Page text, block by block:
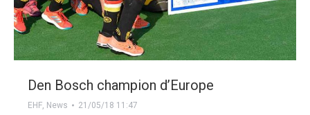
Den Bosch champion d’Europe
EHF, News 21/05/18 11:47